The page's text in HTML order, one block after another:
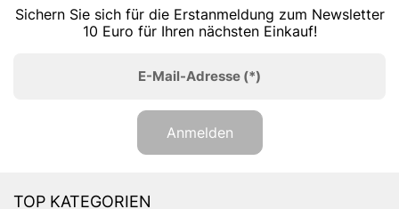
Sichern Sie sich für die Erstanmeldung zum Newsletter
10 Euro für Ihren nächsten Einkauf!
E-Mail-Adresse (*)
Anmelden
TOP KATEGORIEN